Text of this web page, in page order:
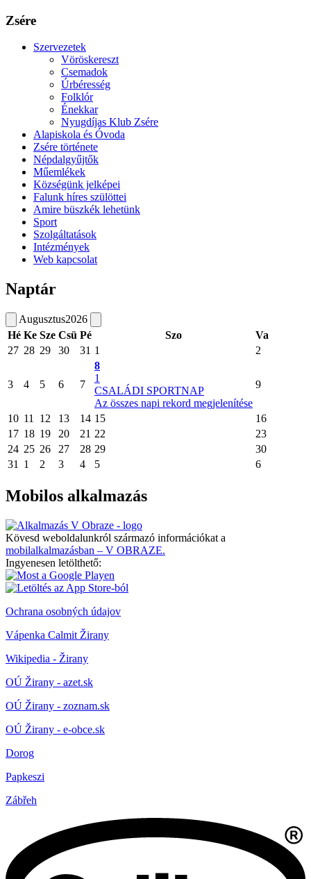
Zsére
Szervezetek
Vöröskereszt
Csemadok
Úrbéresség
Folklór
Énekkar
Nyugdíjas Klub Zsére
Alapiskola és Óvoda
Zsére története
Népdalgyűjtők
Műemlékek
Községünk jelképei
Falunk híres szülöttei
Amire büszkék lehetünk
Sport
Szolgáltatások
Intézmények
Web kapcsolat
Naptár
Augusztus2026
Hé Ke Sze Csü Pé Szo
Va
27 28 29 30 31 1 2
3 4 5 6 7
8
1
CSALÁDI SPORTNAP
Az összes napi rekord megjelenítése
9
10 11 12 13 14 15
16
17 18 19 20 21 22
23
24 25 26 27 28 29
30
31
1 2 3 4 5 6
Mobilos alkalmazás
Kövesd weboldalunkról származó információkat a
mobilalkalmazásban – V OBRAZE.
Ingyenesen letölthető:
Ochrana osobných údajov
Vápenka Calmit Žirany
Wikipedia - Žirany
OÚ Žirany - azet.sk
OÚ Žirany - zoznam.sk
OÚ Žirany - e-obce.sk
Dorog
Papkeszi
Zábřeh